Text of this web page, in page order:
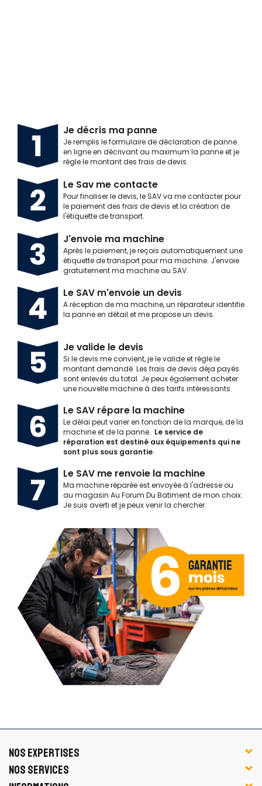
Je décris ma panne
Je remplis le formulaire de déclaration de panne
en ligne en décrivant au maximum la panne et je
règle le montant des frais de devis.
Le Sav me contacte
Pour finaliser le devis, le SAV va me contacter pour
le paiement des frais de devis et la création de
l'étiquette de transport.
J'envoie ma machine
Après le paiement, je reçois automatiquement une
étiquette de transport pour ma machine. J'envoie
gratuitement ma machine au SAV.
Le SAV m'envoie un devis
A réception de ma machine, un réparateur identifie
la panne en détail et me propose un devis.
Je valide le devis
Si le devis me convient, je le valide et règle le
montant demandé. Les frais de devis déja payés
sont enlevés du total. Je peux également acheter
une nouvelle machine à des tarifs intéressants.
Le SAV répare la machine
Le délai peut varier en fonction de la marque, de la
machine et de la panne. Le service de
réparation est destiné aux équipements qui ne
sont plus sous garantie.
Le SAV me renvoie la machine
Ma machine réparée est envoyée à l'adresse ou
au magasin Au Forum Du Batiment de mon choix.
Je suis averti et je peux venir la chercher.
NOS EXPERTISES
NOS SERVICES